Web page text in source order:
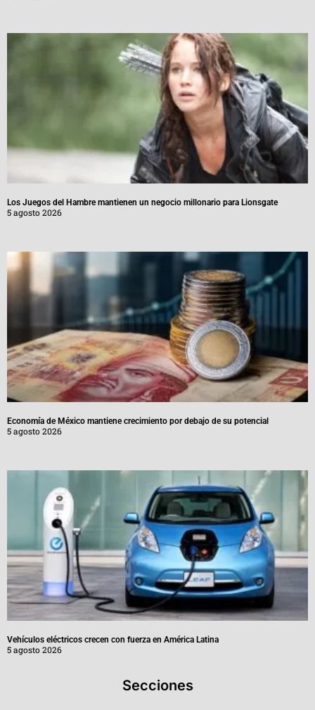
Los Juegos del Hambre mantienen un negocio millonario para Lionsgate
5 agosto 2026
Economía de México mantiene crecimiento por debajo de su potencial
5 agosto 2026
Vehículos eléctricos crecen con fuerza en América Latina
5 agosto 2026
Secciones